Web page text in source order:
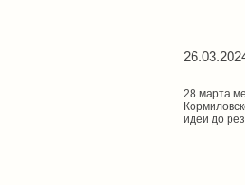
28 марта
идеи до